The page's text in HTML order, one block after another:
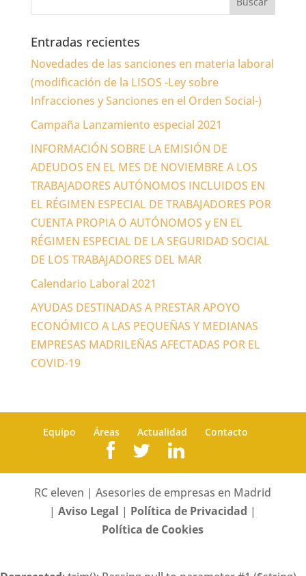
Entradas recientes
Novedades de las sanciones en materia laboral
(modificación de la LISOS -Ley sobre
Infracciones y Sanciones en el Orden Social-)
Campaña Lanzamiento especial 2021
INFORMACIÓN SOBRE LA EMISIÓN DE
ADEUDOS EN EL MES DE NOVIEMBRE A LOS
TRABAJADORES AUTÓNOMOS INCLUIDOS EN
EL RÉGIMEN ESPECIAL DE TRABAJADORES POR
CUENTA PROPIA O AUTÓNOMOS y EN EL
RÉGIMEN ESPECIAL DE LA SEGURIDAD SOCIAL
DE LOS TRABAJADORES DEL MAR
Calendario Laboral 2021
AYUDAS DESTINADAS A PRESTAR APOYO
ECONÓMICO A LAS PEQUEÑAS Y MEDIANAS
EMPRESAS MADRILEÑAS AFECTADAS POR EL
COVID-19
Equipo Áreas Actualidad Contacto
RC eleven | Asesories de empresas en Madrid
|Aviso Legal | Política de Privacidad |
Política de Cookies